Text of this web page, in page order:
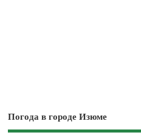
Погода в городе Изюме